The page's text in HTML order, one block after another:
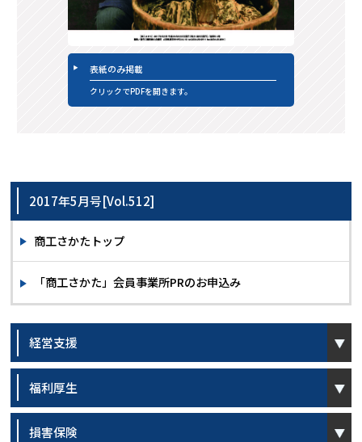
表紙のみ掲載
クリックでPDFを開きます。
2017年5月号[Vol.512]
商工さかたトップ
「商工さかた」会員事業所PRのお申込み
経営支援
福利厚生
損害保険